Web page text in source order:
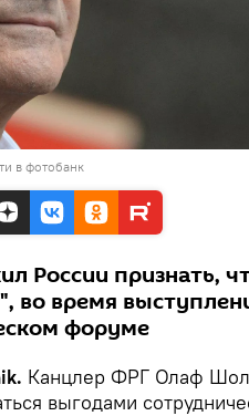
в фотобанк
России признать,
во время
форуме
Канцлер ФРГ Олаф
выгодами